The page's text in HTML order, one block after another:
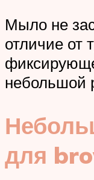
Мыло не
отличие от
небольшой
для